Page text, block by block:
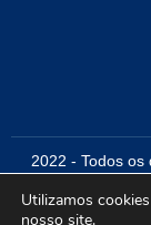
2022 - Todos
Utilizamos
nosso site.